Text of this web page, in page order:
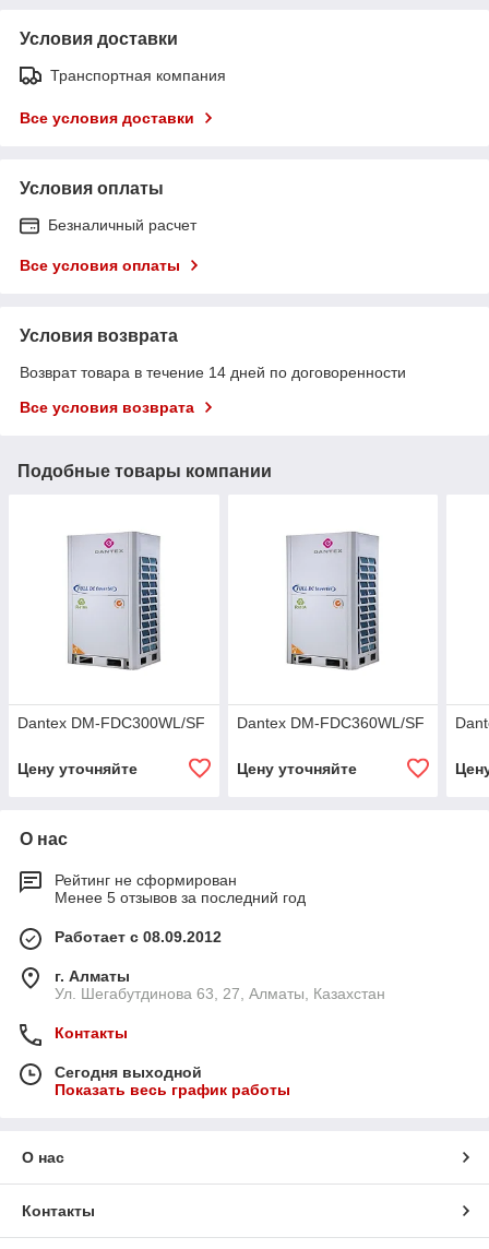
Условия доставки
Транспортная компания
Все условия доставки
Условия оплаты
Безналичный расчет
Все условия оплаты
Условия возврата
Возврат товара в течение 14 дней по договоренности
Все условия возврата
Подобные товары компании
Dantex DM-FDC300WL/SF
Цену уточняйте
Dantex DM-FDC360WL/SF
Цену уточняйте
О нас
Рейтинг не сформирован
Менее 5 отзывов за последний год
Работает с 08.09.2012
г. Алматы
Ул. Шегабутдинова 63, 27, Алматы, Казахстан
Контакты
Сегодня выходной
Показать весь график работы
О нас
Контакты